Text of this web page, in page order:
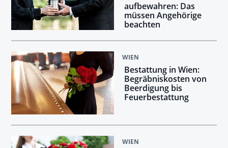
aufbewahren: Das
müssen Angehörige
beachten
WIEN
Bestattung in Wien:
Begräbniskosten von
Beerdigung bis
Feuerbestattung
WIEN